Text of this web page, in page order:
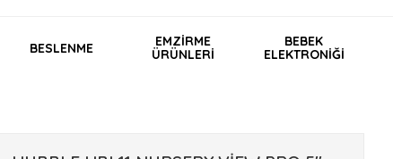
BESLENME
EMZİRME
ÜRÜNLERİ
BEBEK
ELEKTRONİĞİ